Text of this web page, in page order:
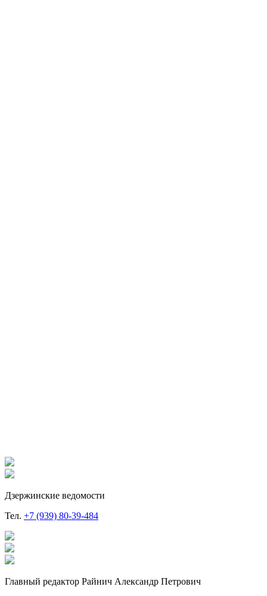
Дзержинские ведомости
Тел. +7 (939) 80-39-484
Главный редактор Райнич Александр Петрович